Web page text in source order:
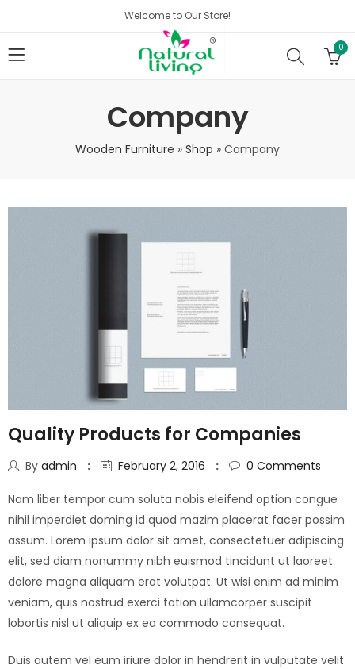
Welcome to Our Store!
0
Company
Wooden Furniture » Shop » Company
Quality Products for Companies
By admin February 2, 2016 0 Comments
Nam liber tempor cum soluta nobis eleifend option congue
nihil imperdiet doming id quod mazim placerat facer possim
assum. Lorem ipsum dolor sit amet, consectetuer adipiscing
elit, sed diam nonummy nibh euismod tincidunt ut laoreet
dolore magna aliquam erat volutpat. Ut wisi enim ad minim
veniam, quis nostrud exerci tation ullamcorper suscipit
lobortis nisl ut aliquip ex ea commodo consequat.
Duis autem vel eum iriure dolor in hendrerit in vulputate velit